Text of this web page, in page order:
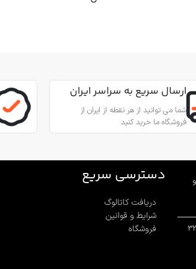
افقی و
فولاد ضد زنگ
بادامک درونی
آلیاژ آلومینیوم و فولاد ضد زنگ 316
قطر طناب
وزن
ارسال سریع به سراسر ایران
شما می توانید از هر نقطه از ایران از
فروشگاه ما خرید کنید
دسترسی سریع
دریافت کاتالوگ
شرایط و قوانین
فروشگاه